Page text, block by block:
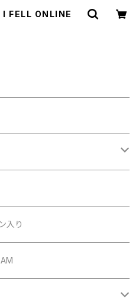
FELL ONLINE
入り